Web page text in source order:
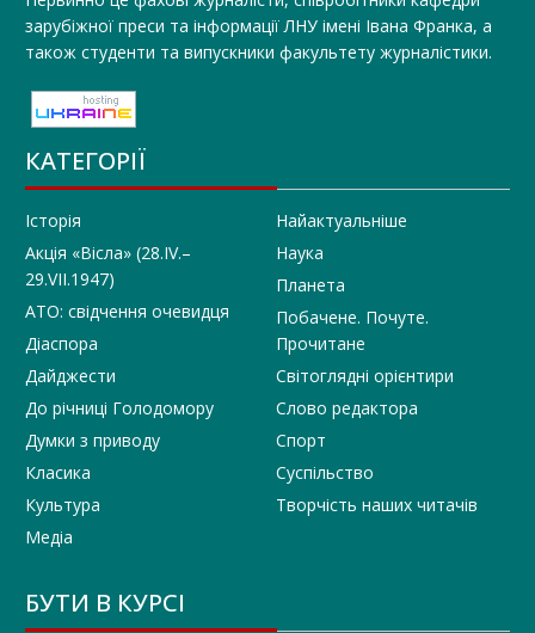
зарубіжної преси та інформації ЛНУ імені Івана Франка, а
також студенти та випускники факультету журналістики.
КАТЕГОРІЇ
Історія
Акція «Вісла» (28.IV.–
29.VII.1947)
АТО: свідчення очевидця
Діаспора
Дайджести
До річниці Голодомору
Думки з приводу
Класика
Культура
Медіа
Найактуальніше
Наука
Планета
Побачене. Почуте.
Прочитане
Світоглядні орієнтири
Слово редактора
Спорт
Суспільство
Творчість наших читачів
БУТИ В КУРСІ